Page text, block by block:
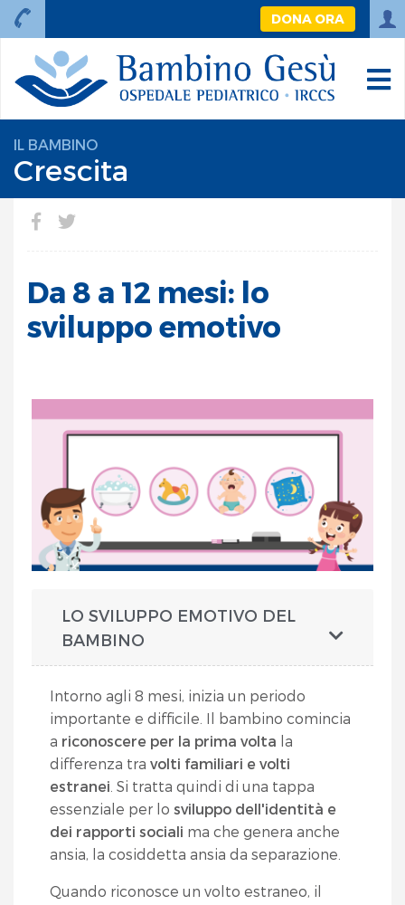
DONA ORA
IL BAMBINO
Crescita
Da 8 a 12 mesi: lo
sviluppo emotivo
LO SVILUPPO EMOTIVO DEL
BAMBINO
Intorno agli 8 mesi, inizia un periodo
importante e difficile. Il bambino comincia
a riconoscere per la prima volta la
differenza tra volti familiari e volti
estranei Si tratta quindi di una tappa
essenziale per lo sviluppo dell'identità e
dei rapporti sociali ma che genera anche
ansia, la cosiddetta ansia da separazione.
Quando riconosce un volto estraneo, il